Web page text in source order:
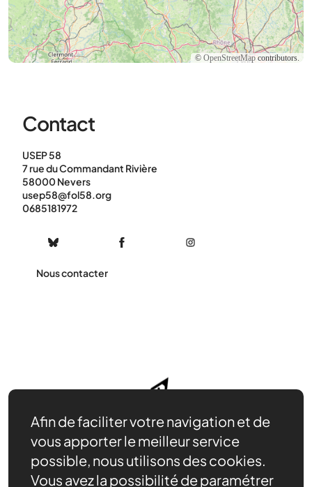
© OpenStreetMap contributors.
Contact
USEP 58
7 rue du Commandant Rivière
58000 Nevers
usep58@fol58.org
0685181972
Nous contacter
Afin de faciliter votre navigation et de
vous apporter le meilleur service
possible, nous utilisons des cookies.
Vous avez la possibilité de paramétrer